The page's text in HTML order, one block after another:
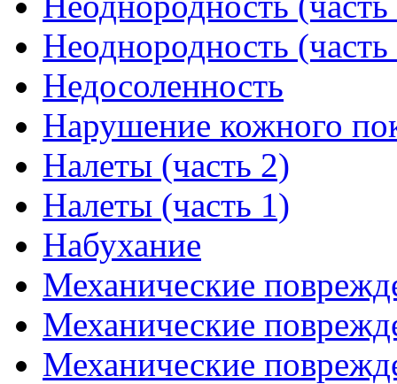
Неоднородность
Недосоленность
Нарушение кожного
Налеты (часть 2)
Налеты (часть 1)
Набухание
Механические
Механические
Механические